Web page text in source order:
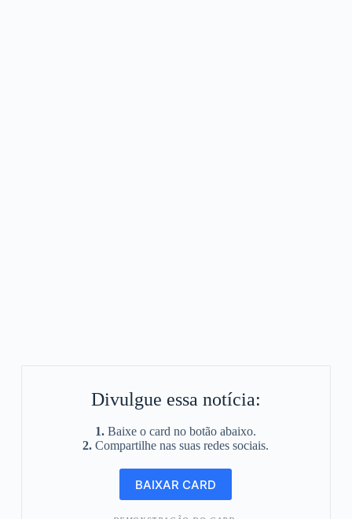
Divulgue essa notícia:
1. Baixe o card no botão abaixo.
2. Compartilhe nas suas redes sociais.